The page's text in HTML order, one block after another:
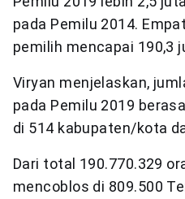
pada Pemilu 2014.
pemilih mencapai 190,3
Viryan menjelaskan,
pada Pemilu 2019
di 514 kabupaten/kota
Dari total 190.770.329
mencoblos di 809.500